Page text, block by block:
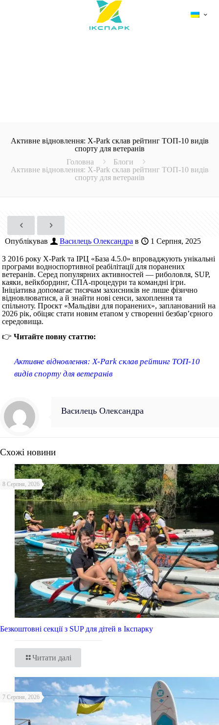
Активне відновлення: X-Park склав рейтинг ТОП-10 видів
спорту для ветеранів
Головна
Блоги
Активне відновлення: X-Park склав рейтинг ТОП-10 видів
спорту для ветеранів
Опублікував Василець Олександра в 1 Серпня, 2025
З 2016 року X-Park та ІРЦ «База 4.5.0» впроваджують унікальні
програми водноспортивної реабілітації для поранених
ветеранів. Серед популярних активностей — риболовля, SUP,
каяки, вейкбординг, СПА-процедури та командні ігри.
Ініціатива допомагає тисячам захисників не лише фізично
відновлюватися, а й знайти нові сенси, захоплення та
спільноту. Проєкт «Мальдіви для поранених», запланований на
2026 рік, обіцяє стати новим етапом у створенні безбар’єрного
середовища.
👉Читайте повну статтю:
Активне відновлення: X-Park склав рейтинг ТОП-10
видів спорту для ветеранів
Василець Олександра
Схожі новини
8 Серпня, 2026
Безкоштовні секції з SUP для дітей в Ікспарку
Читати далі
7 Серпня, 2026